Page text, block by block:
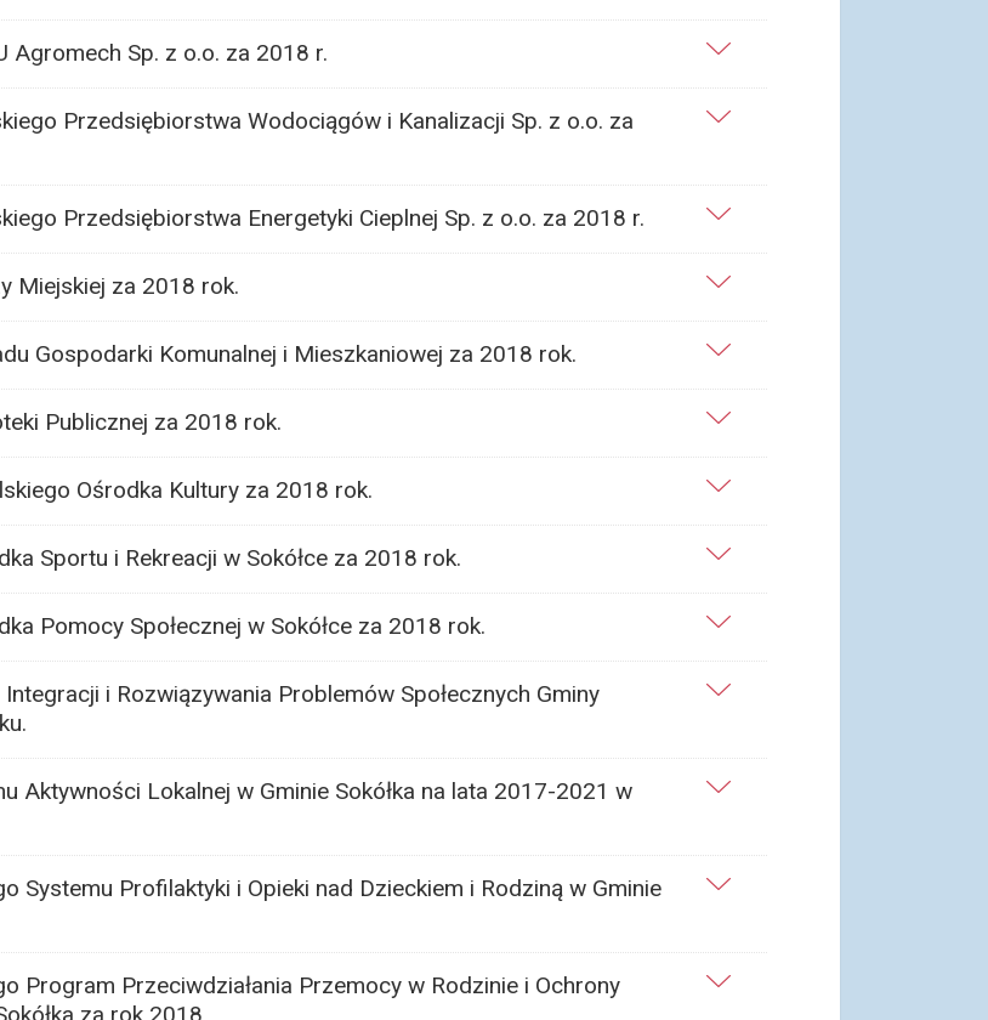
Agromech Sp. z o.o. za 2018 r.
Przedsiębiorstwa Wodociągów i Kanalizacji Sp. z o.o. za
Przedsiębiorstwa Energetyki Cieplnej Sp. z o.o. za 2018 r.
Miejskiej za 2018 rok.
Gospodarki Komunalnej i Mieszkaniowej za 2018 rok.
Publicznej za 2018 rok.
Ośrodka Kultury za 2018 rok.
Sportu i Rekreacji w Sokółce za 2018 rok.
Pomocy Społecznej w Sokółce za 2018 rok.
i Rozwiązywania Problemów Społecznych Gminy
Aktywności Lokalnej w Gminie Sokółka na lata 2017-2021 w
Systemu Profilaktyki i Opieki nad Dzieckiem i Rodziną w Gminie
Program Przeciwdziałania Przemocy w Rodzinie i Ochrony